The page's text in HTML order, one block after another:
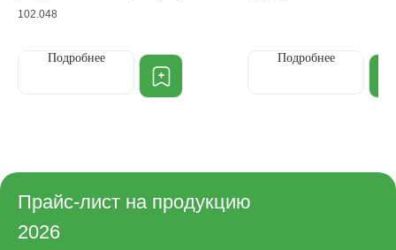
102.048
Подробнее Подробнее
Прайс-лист на продукцию
2026